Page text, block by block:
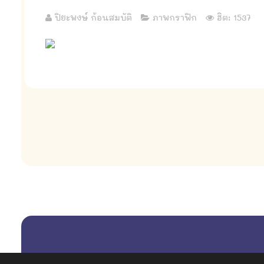
ปิยะพงษ์ ก้อนสมบัติ ภาพกราฟิก ฮิต: 1537